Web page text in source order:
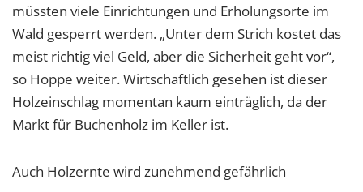
müssten viele Einrichtungen und Erholungsorte im
Wald gesperrt werden. „Unter dem Strich kostet das
meist richtig viel Geld, aber die Sicherheit geht vor“,
so Hoppe weiter. Wirtschaftlich gesehen ist dieser
Holzeinschlag momentan kaum einträglich, da der
Markt für Buchenholz im Keller ist.
Auch Holzernte wird zunehmend gefährlich